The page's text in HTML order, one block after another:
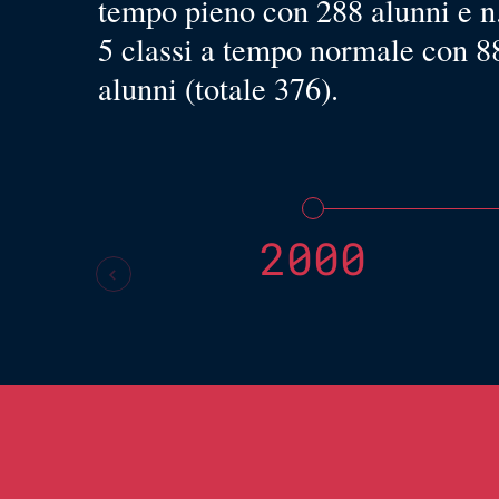
tempo pieno con 288 alunni e
5 classi a tempo normale con
alunni (totale 376).
2000